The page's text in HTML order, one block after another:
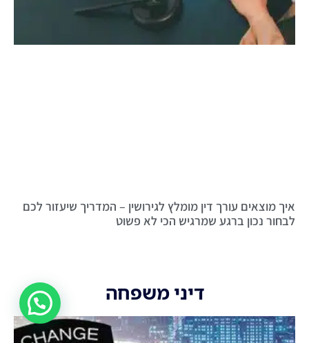
איך מוצאים עורך דין מומלץ לגירושין – המדריך שיעזור לכם
לבחור נכון ברגע שמרגיש הכי לא פשוט
דיני משפחה